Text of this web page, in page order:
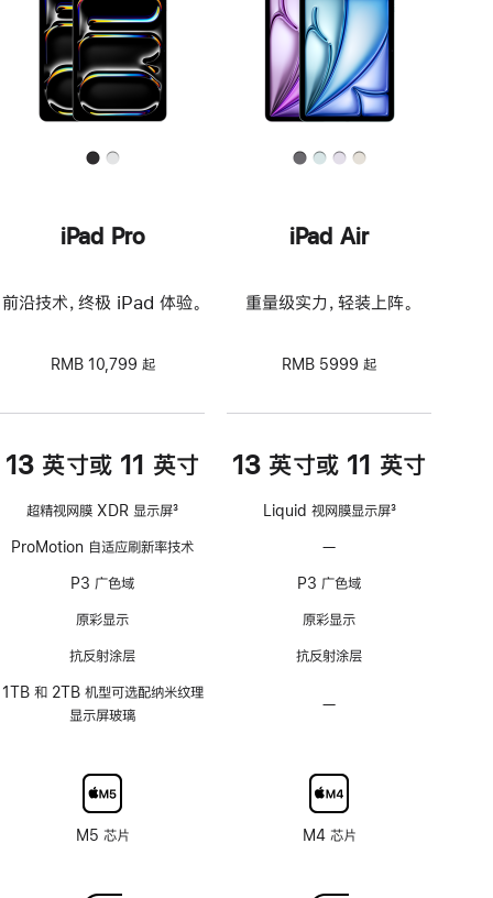
iPad Pro
前沿技术，终极 iPad 体验。
RMB 10,799 起
13 英寸或 11 英寸
超精视网膜 XDR 显示屏
注
3
ProMotion 自适应刷新率技术
P3 广色域
原彩显示
抗反射涂层
1TB 和 2TB 机型可选配纳米纹理
显示屏玻璃
M5 芯片
iPad Air
重量级实力，轻装上阵。
RMB 5999 起
13 英寸或 11 英寸
Liquid 视网膜显示屏3
—
持
ProMotion
适
技
术
P3 广色域
原彩显示
抗反射涂层
—
配
纳
纹
M4 芯片